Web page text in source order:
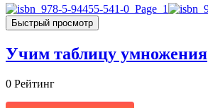
Быстрый просмотр
Учим таблицу умножения
0 Рейтинг